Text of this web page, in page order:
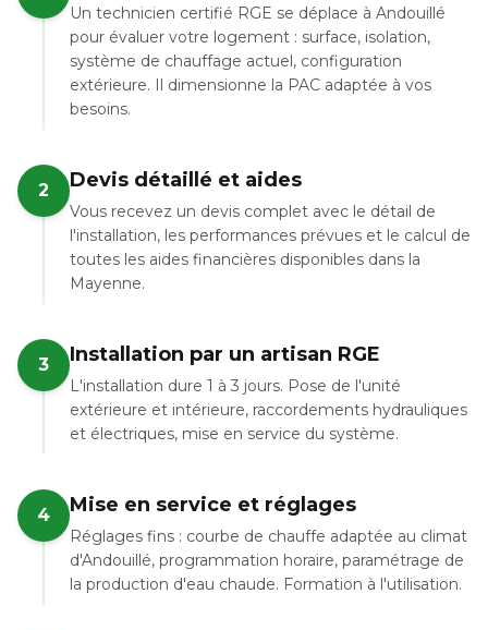
Un technicien certifié RGE se déplace à Andouillé
pour évaluer votre logement : surface, isolation,
système de chauffage actuel, configuration
extérieure. Il dimensionne la PAC adaptée à vos
besoins.
2 Devis détaillé et aides
Vous recevez un devis complet avec le détail de
l'installation, les performances prévues et le calcul de
toutes les aides financières disponibles dans la
Mayenne.
3 Installation par un artisan RGE
L'installation dure 1 à 3 jours. Pose de l'unité
extérieure et intérieure, raccordements hydrauliques
et électriques, mise en service du système.
4 Mise en service et réglages
Réglages fins : courbe de chauffe adaptée au climat
d'Andouillé, programmation horaire, paramétrage de
la production d'eau chaude. Formation à l'utilisation.